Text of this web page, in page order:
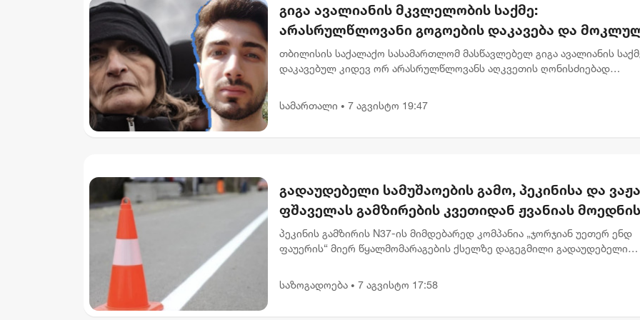
გიგა ავალიანის მკვლელობის საქმე:
არასრულწლოვანი გოგოების დაკავება და
მასწავლებლის დედის განცხადება
თბილისის საქალაქო სასამართლომ მასწავლებელ გიგა ავალიანის
დაკავებულ კიდევ ორ არასრულწლოვანს აღკვეთის ღონისძიებად
სამართალი • 7 აგვისტო 19:47
გადაუდებელი სამუშაოების გამო, პეკინისა და
ფშაველას გამზირების კვეთიდან ჟვანიას მოედნის
მიმართულებით მოძრაობა დროებით შეიზღუდება
პეკინის გამზირის N37-ის მიმდებარედ კომპანია „ჯორჯიან უეთერ ენდ
ფაუერის“ მიერ წყალმომარაგების ქსელზე დაგეგმილი გადაუდებელი
გამზირის ნ...
საზოგადოება • 7 აგვისტო 17:58